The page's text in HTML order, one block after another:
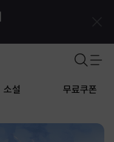
소설 무료쿠폰